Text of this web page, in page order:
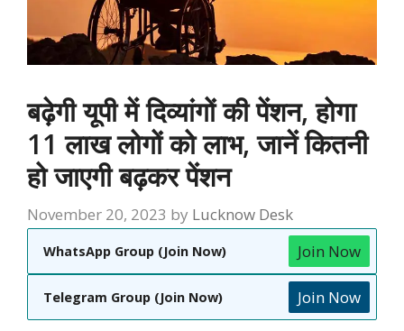
बढ़ेगी यूपी में दिव्यांगों की पेंशन, होगा
11 लाख लोगों को लाभ, जानें कितनी
हो जाएगी बढ़कर पेंशन
November 20, 2023 by Lucknow Desk
WhatsApp Group (Join Now) Join Now
Telegram Group (Join Now) Join Now